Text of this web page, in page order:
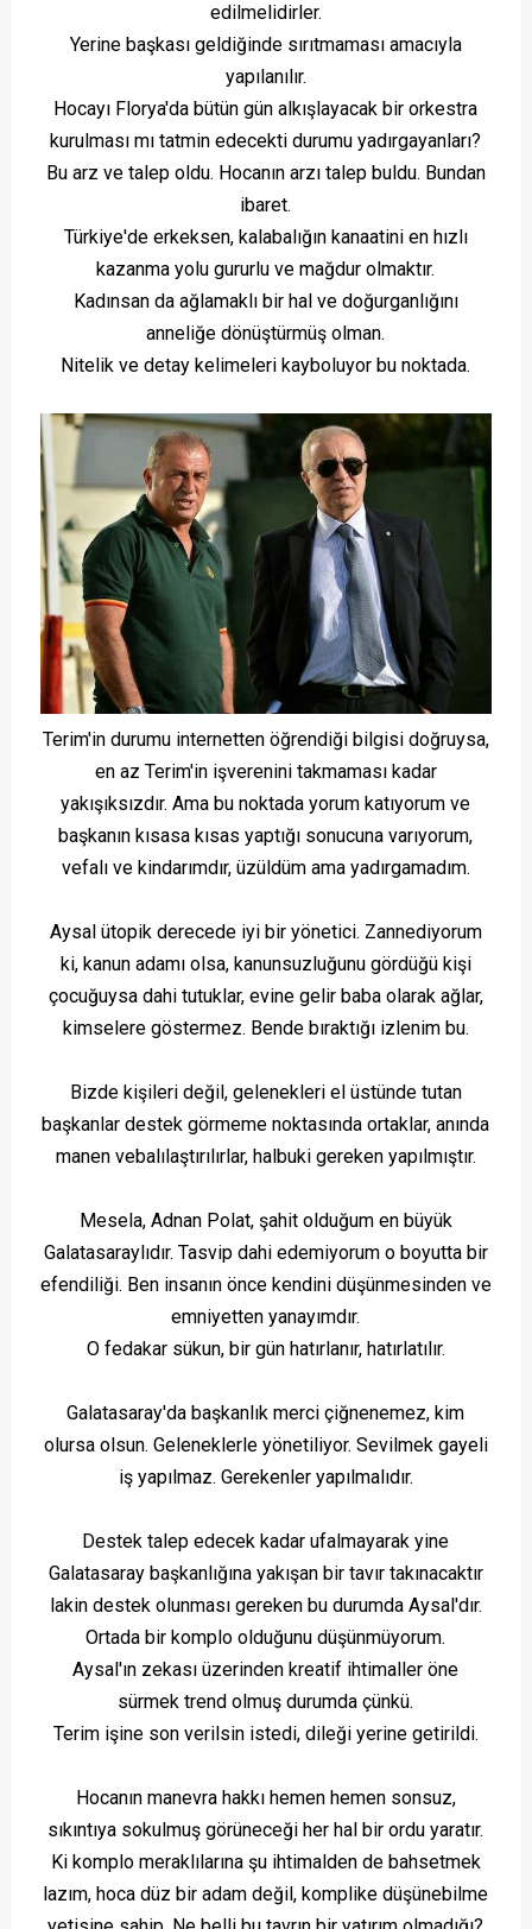
edilmelidirler.
Yerine başkası geldiğinde sırıtmaması amacıyla
yapılanılır.
Hocayı Florya'da bütün gün alkışlayacak bir orkestra
kurulması mı tatmin edecekti durumu yadırgayanları?
Bu arz ve talep oldu. Hocanın arzı talep buldu. Bundan
ibaret.
Türkiye'de erkeksen, kalabalığın kanaatini en hızlı
kazanma yolu gururlu ve mağdur olmaktır.
Kadınsan da ağlamaklı bir hal ve doğurganlığını
anneliğe dönüştürmüş olman.
Nitelik ve detay kelimeleri kayboluyor bu noktada.
Terim'in durumu internetten öğrendiği bilgisi doğruysa,
en az Terim'in işverenini takmaması kadar
yakışıksızdır. Ama bu noktada yorum katıyorum ve
başkanın kısasa kısas yaptığı sonucuna varıyorum,
vefalı ve kindarımdır, üzüldüm ama yadırgamadım.
Aysal ütopik derecede iyi bir yönetici. Zannediyorum
ki, kanun adamı olsa, kanunsuzluğunu gördüğü kişi
çocuğuysa dahi tutuklar, evine gelir baba olarak ağlar,
kimselere göstermez. Bende bıraktığı izlenim bu.
Bizde kişileri değil, gelenekleri el üstünde tutan
başkanlar destek görmeme noktasında ortaklar, anında
manen vebalılaştırılırlar, halbuki gereken yapılmıştır.
Mesela, Adnan Polat, şahit olduğum en büyük
Galatasaraylıdır. Tasvip dahi edemiyorum o boyutta bir
efendiliği. Ben insanın önce kendini düşünmesinden ve
emniyetten yanayımdır.
O fedakar sükun, bir gün hatırlanır, hatırlatılır.
Galatasaray'da başkanlık merci çiğnenemez, kim
olursa olsun. Geleneklerle yönetiliyor. Sevilmek gayeli
iş yapılmaz. Gerekenler yapılmalıdır.
Destek talep edecek kadar ufalmayarak yine
Galatasaray başkanlığına yakışan bir tavır takınacaktır
lakin destek olunması gereken bu durumda Aysal'dır.
Ortada bir komplo olduğunu düşünmüyorum.
Aysal'ın zekası üzerinden kreatif ihtimaller öne
sürmek trend olmuş durumda çünkü.
Terim işine son verilsin istedi, dileği yerine getirildi.
Hocanın manevra hakkı hemen hemen sonsuz,
sıkıntıya sokulmuş görüneceği her hal bir ordu yaratır.
Ki komplo meraklılarına şu ihtimalden de bahsetmek
lazım, hoca düz bir adam değil, komplike düşünebilme